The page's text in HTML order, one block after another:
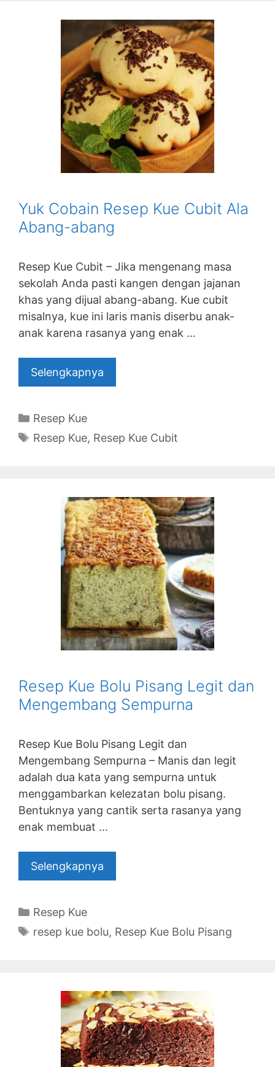
Yuk Cobain Resep Kue Cubit Ala
Abang-abang
Resep Kue Cubit – Jika mengenang masa
sekolah Anda pasti kangen dengan jajanan
khas yang dijual abang-abang. Kue cubit
misalnya, kue ini laris manis diserbu anak-
anak karena rasanya yang enak …
Selengkapnya
Categories
Resep Kue
Tags
Resep Kue, Resep Kue Cubit
Resep Kue Bolu Pisang Legit dan
Mengembang Sempurna
Resep Kue Bolu Pisang Legit dan
Mengembang Sempurna – Manis dan legit
adalah dua kata yang sempurna untuk
menggambarkan kelezatan bolu pisang.
Bentuknya yang cantik serta rasanya yang
enak membuat …
Selengkapnya
Categories
Resep Kue
Tags
resep kue bolu, Resep Kue Bolu Pisang